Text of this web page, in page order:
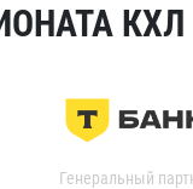
КХЛ
Генеральный